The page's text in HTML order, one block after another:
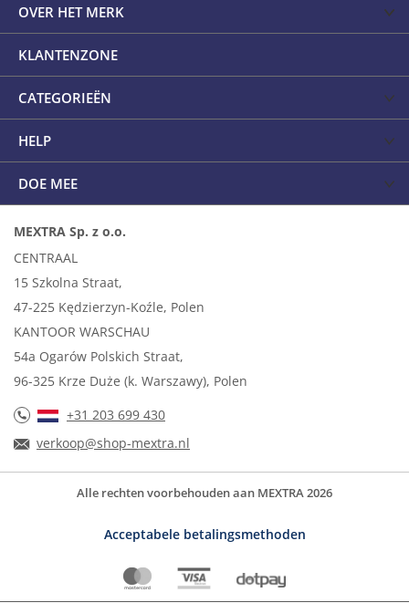
OVER HET MERK
KLANTENZONE
CATEGORIEËN
HELP
DOE MEE
MEXTRA Sp. z o.o.
CENTRAAL
15 Szkolna Straat,
47-225 Kędzierzyn-Koźle, Polen
KANTOOR WARSCHAU
54a Ogarów Polskich Straat,
96-325 Krze Duże (k. Warszawy), Polen
+31 203 699 430
verkoop@shop-mextra.nl
Alle rechten voorbehouden aan MEXTRA 2026
Acceptabele betalingsmethoden